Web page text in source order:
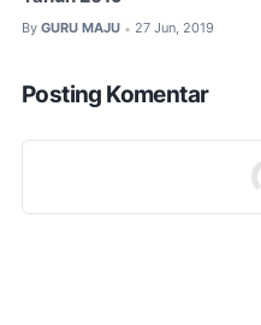
By GURU MAJU • 27 Jun, 2019
Posting Komentar